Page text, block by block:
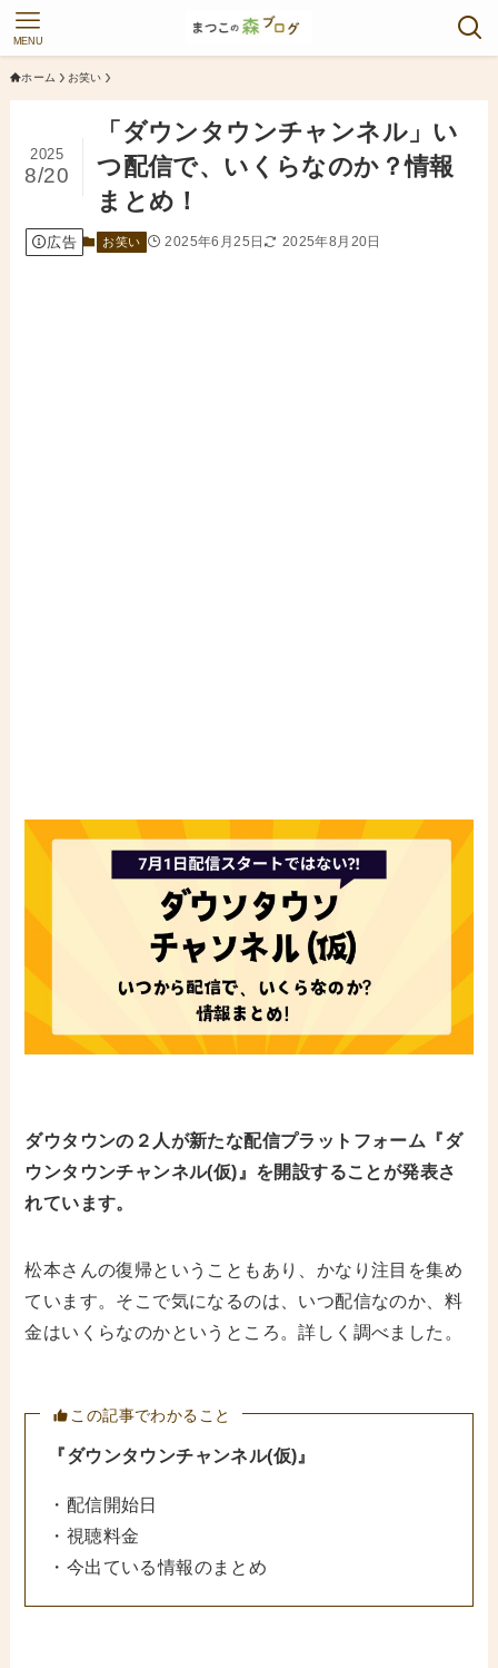
MENU
ホーム お笑い
「ダウンタウンチャンネル」い
つ配信で、いくらなのか？情報
まとめ！
2025
8/20
広告 お笑い 2025年6月25日 2025年8月20日
ダウタウンの２人が新たな配信プラットフォーム『ダ
ウンタウンチャンネル(仮)』を開設することが発表さ
れています。
松本さんの復帰ということもあり、かなり注目を集め
ています。そこで気になるのは、いつ配信なのか、料
金はいくらなのかというところ。詳しく調べました。
この記事でわかること
『ダウンタウンチャンネル(仮)』
・配信開始日
・視聴料金
・今出ている情報のまとめ